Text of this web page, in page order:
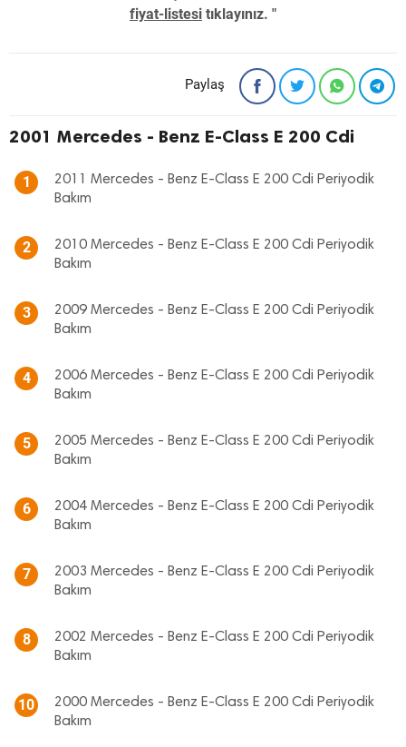
fiyat-listesi tıklayınız. "
Paylaş
2001 Mercedes - Benz E-Class E 200 Cdi
1
2011 Mercedes - Benz E-Class E 200 Cdi Periyodik
Bakım
2
2010 Mercedes - Benz E-Class E 200 Cdi Periyodik
Bakım
3
2009 Mercedes - Benz E-Class E 200 Cdi Periyodik
Bakım
4
2006 Mercedes - Benz E-Class E 200 Cdi Periyodik
Bakım
5
2005 Mercedes - Benz E-Class E 200 Cdi Periyodik
Bakım
6
2004 Mercedes - Benz E-Class E 200 Cdi Periyodik
Bakım
7
2003 Mercedes - Benz E-Class E 200 Cdi Periyodik
Bakım
8
2002 Mercedes - Benz E-Class E 200 Cdi Periyodik
Bakım
10
2000 Mercedes - Benz E-Class E 200 Cdi Periyodik
Bakım